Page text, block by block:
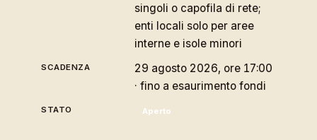
singoli o capofila di rete;
enti locali solo per aree
interne e isole minori
29 agosto 2026, ore 17:00
· fino a esaurimento fondi
Aperto